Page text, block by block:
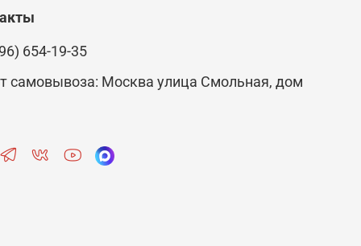
654-19-35
самовывоза: Москва улица Смольная, дом